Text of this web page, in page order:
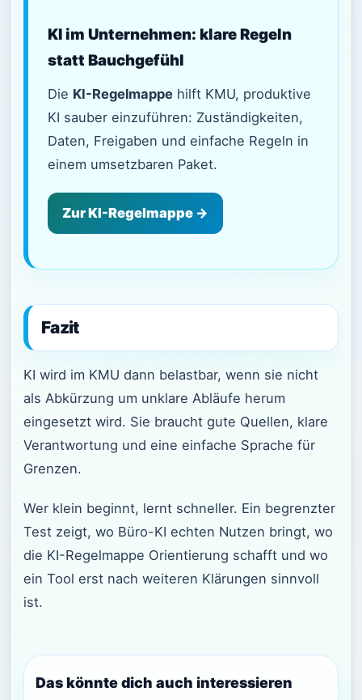
KI im Unternehmen: klare Regeln
statt Bauchgefühl
Die KI-Regelmappe hilft KMU, produktive
KI sauber einzuführen: Zuständigkeiten,
Daten, Freigaben und einfache Regeln in
einem umsetzbaren Paket.
Zur KI-Regelmappe →
Fazit
KI wird im KMU dann belastbar, wenn sie nicht
als Abkürzung um unklare Abläufe herum
eingesetzt wird. Sie braucht gute Quellen, klare
Verantwortung und eine einfache Sprache für
Grenzen.
Wer klein beginnt, lernt schneller. Ein begrenzter
Test zeigt, wo Büro-KI echten Nutzen bringt, wo
die KI-Regelmappe Orientierung schafft und wo
ein Tool erst nach weiteren Klärungen sinnvoll
ist.
Das könnte dich auch interessieren